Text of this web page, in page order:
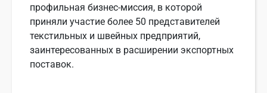
профильная бизнес-миссия, в которой
приняли участие более 50 представителей
текстильных и швейных предприятий,
заинтересованных в расширении экспортных
поставок.